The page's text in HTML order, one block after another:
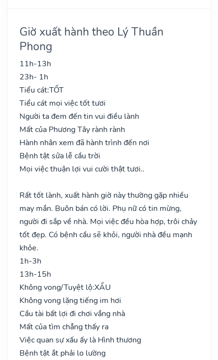
Giờ xuất hành theo Lý Thuần
Phong
11h-13h
23h- 1h
Tiểu cát:TỐT
Tiểu cát mọi việc tốt tươi
Người ta đem đến tin vui điều lành
Mất của Phương Tây rành rành
Hành nhân xem đã hành trình đến nơi
Bệnh tật sửa lễ cầu trời
Mọi việc thuận lợi vui cười thật tươi..
Rất tốt lành, xuất hành giờ này thường gặp nhiều
may mắn. Buôn bán có lời. Phụ nữ có tin mừng,
người đi sắp về nhà. Mọi việc đều hòa hợp, trôi chảy
tốt đẹp. Có bệnh cầu sẽ khỏi, người nhà đều mạnh
khỏe.
1h-3h
13h-15h
Không vong/Tuyệt lộ:XẤU
Không vong lặng tiếng im hơi
Cầu tài bất lợi đi chơi vắng nhà
Mất của tìm chẳng thấy ra
Việc quan sự xấu ấy là Hình thương
Bệnh tật ắt phải lo lường